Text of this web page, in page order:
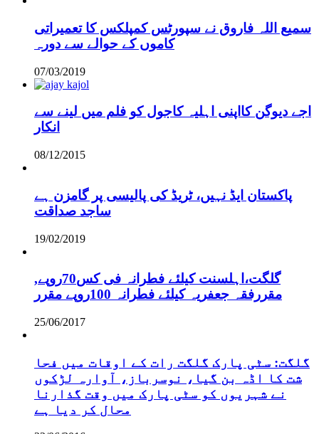
سمیع اللہ فاروق نے سپورٹس کمپلکس کا تعمیراتی
کاموں کے حوالے سے دورہ
07/03/2019
اجے دیوگن کااپنی اہلیہ کاجول کو فلم میں لینے سے
انکار
08/12/2015
پاکستان ایڈ نہیں، ٹریڈ کی پالیسی پر گامزن ہے
ساجد صداقت
19/02/2019
,گلگت،اہلسنت کیلئے فطرانہ فی کس70روپے
مقررفقہ جعفریہ کیلئے فطرانہ 100روپے مقرر
25/06/2017
گلگت: سٹی پارک گلگت رات کے اوقات میں فحا
شت کا اڈہ بن گیا، نوسرباز، آوارہ لڑکوں
نے شہریوں کو سٹی پارک میں وقت گذارنا
محال کر دیا ہے